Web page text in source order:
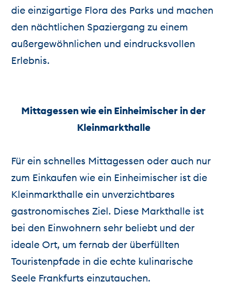
die einzigartige Flora des Parks und machen
den nächtlichen Spaziergang zu einem
außergewöhnlichen und eindrucksvollen
Erlebnis.
Mittagessen wie ein Einheimischer in der
Kleinmarkthalle
Für ein schnelles Mittagessen oder auch nur
zum Einkaufen wie ein Einheimischer ist die
Kleinmarkthalle ein unverzichtbares
gastronomisches Ziel. Diese Markthalle ist
bei den Einwohnern sehr beliebt und der
ideale Ort, um fernab der überfüllten
Touristenpfade in die echte kulinarische
Seele Frankfurts einzutauchen.